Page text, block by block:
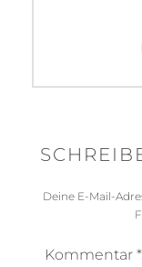
Deine E-Mail-
Kommentar *